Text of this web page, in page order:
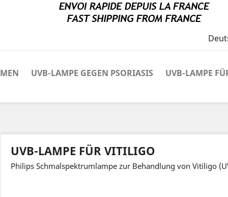
UVB-LAMPE GEGEN PSORIASIS UVB-LAMPE
UVB-LAMPE FÜR VITILIGO
Philips Schmalspektrumlampe zur Behandlung von Vitiligo